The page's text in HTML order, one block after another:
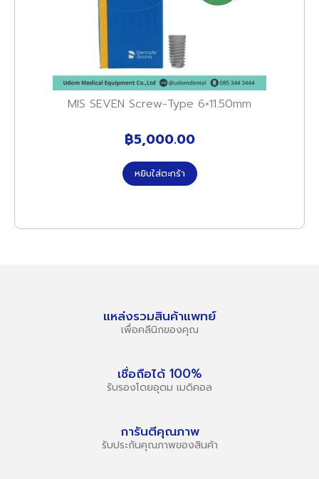
MIS SEVEN Screw-Type 6×11.50mm
฿5,000.00
หยิบใส่ตะกร้า
แหล่งรวมสินค้าแพทย์
เพื่อคลีนิกของคุณ
เชื่อถือได้ 100%
รับรองโดยอุดม เมดิคอล
การันตีคุณภาพ
รับประกันคุณภาพของสินค้า